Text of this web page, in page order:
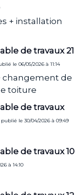
+ installation
de travaux 21
le 06/05/2026 à 11:14
changement de
toiture
de travaux
publié le 30/04/2026 à 09:49
de travaux 10
à 14:10